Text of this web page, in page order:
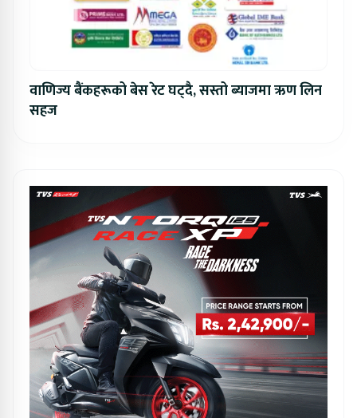
वाणिज्य बैंकहरूको बेस रेट घट्दै, सस्तो ब्याजमा ऋण लिन
सहज